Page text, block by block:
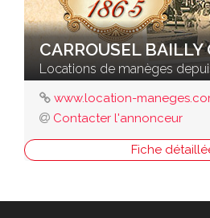
CARROUSEL BAILLY
Locations de manèges
www.location-
Contacter l'annonceur
Fiche